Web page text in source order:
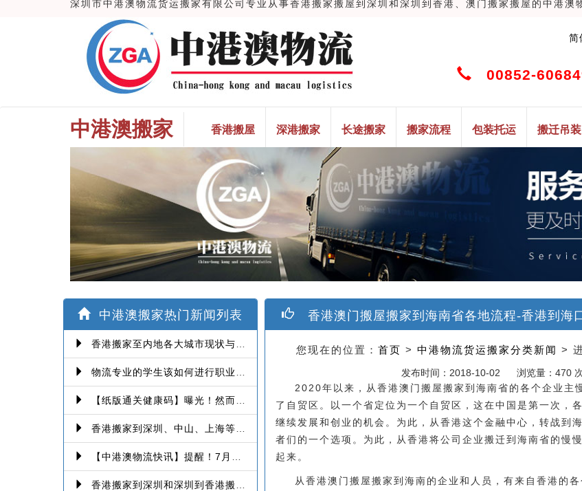
深圳市中港澳物流货运搬家有限公司专业从事香港搬家搬屋到深圳和深圳到香港、澳门搬家搬屋的中港
简
00852-
中港澳搬家 香港搬屋 深港搬家 长途搬家 搬家流程 包装托运 搬迁吊装
中港澳搬家热门新闻列表
香港搬家至内地各大城市现状与趋势分析
物流专业的学生该如何进行职业提升！
【纸版通关健康码】曝光！然而爆发第三波本地感染，或再推迟启用！
香港搬家到深圳、中山、上海等深港搬家、中港搬家的業務範圍、技術保障
【中港澳物流快讯】提醒！7月6日起，经珠澳口岸入境有新变化！
香港搬家到深圳和深圳到香港搬家的各种报价、注意事项和派送价格【深港搬家价格查询】
香港澳门搬屋搬家到海南省各地流程-香港到海
您现在的位置： 首页 > 中港物流货运搬家分类新闻 >
发布时间：2018-10-02 浏览量：470
2020年以来，从香港澳门搬屋搬家到海南省的各个企业主
了自贸区。以一个省定位为一个自贸区，这在中国是第一次，
继续发展和创业的机会。为此，从香港这个金融中心，转战到
者们的一个选项。为此，从香港将公司企业搬迁到海南省的慢
起来。
从香港澳门搬屋搬家到海南的企业和人员，有来自香港的